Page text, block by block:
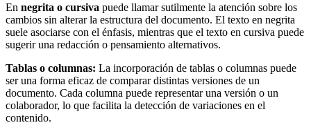
En negrita o cursiva puede llamar sutilmente la atención sobre los
cambios sin alterar la estructura del documento. El texto en negrita
suele asociarse con el énfasis, mientras que el texto en cursiva puede
sugerir una redacción o pensamiento alternativos.
Tablas o columnas: La incorporación de tablas o columnas puede
ser una forma eficaz de comparar distintas versiones de un
documento. Cada columna puede representar una versión o un
colaborador, lo que facilita la detección de variaciones en el
contenido.